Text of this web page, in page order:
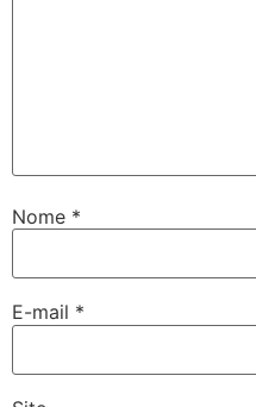
Nome *
E-mail *